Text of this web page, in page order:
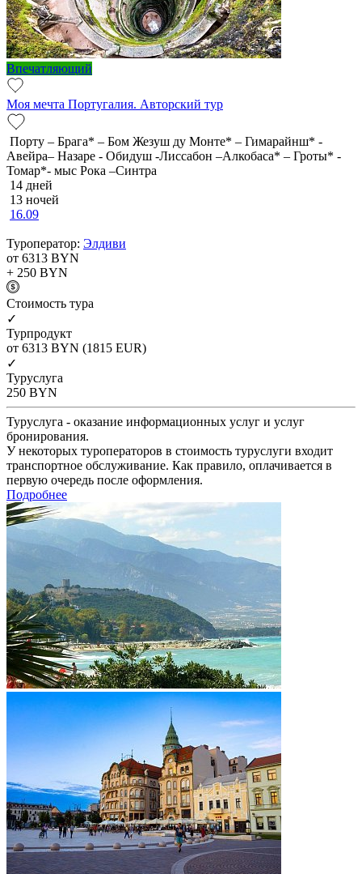
Впечатляющий
Моя мечта Португалия. Авторский тур
Порту – Брага* – Бом Жезуш ду Монте* – Гимарайнш* -
Авейра– Назаре - Обидуш -Лиссабон –Алкобаса* – Гроты* -
Томар*- мыс Рока –Синтра
14 дней
13 ночей
16.09
Туроператор: Элдиви
от 6313 BYN
+ 250 BYN
Cтоимость тура
✓
Турпродукт
от 6313 BYN (1815 EUR)
✓
Туруслуга
250 BYN
Туруслуга - оказание информационных услуг и услуг
бронирования.
У некоторых туроператоров в стоимость туруслуги входит
транспортное обслуживание. Как правило, оплачивается в
первую очередь после оформления.
Подробнее